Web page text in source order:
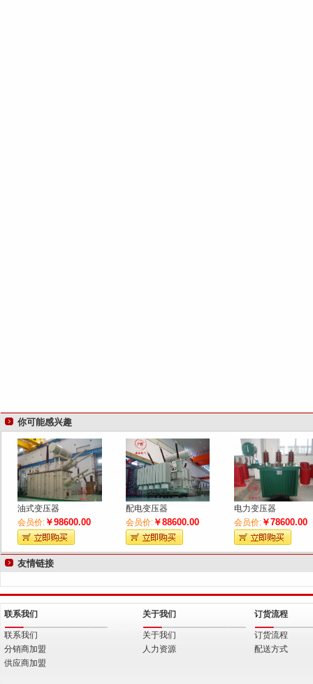
你可能感兴趣
油式变压器
会员价:￥98600.00
配电变压器
会员价:￥88600.00
电力变压器
会员价: ￥78600.00
友情链接
联系我们
联系我们
分销商加盟
供应商加盟
关于我们
关于我们
人力资源
订货流程
订货流程
配送方式